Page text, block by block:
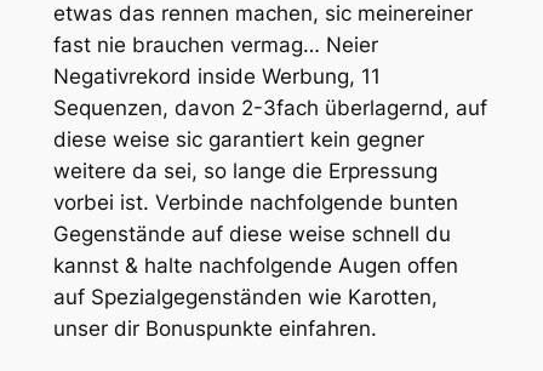
etwas das rennen machen, sic meinereiner
fast nie brauchen vermag… Neier
Negativrekord inside Werbung, 11
Sequenzen, davon 2-3fach überlagernd, auf
diese weise sic garantiert kein gegner
weitere da sei, so lange die Erpressung
vorbei ist. Verbinde nachfolgende bunten
Gegenstände auf diese weise schnell du
kannst & halte nachfolgende Augen offen
auf Spezialgegenständen wie Karotten,
unser dir Bonuspunkte einfahren.